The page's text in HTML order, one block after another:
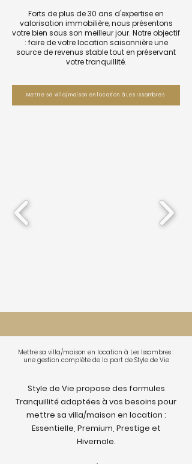
Forts de plus de 30 ans d'expertise en
valorisation immobilière, nous présentons
votre bien sous son meilleur jour. Notre objectif
: faire de votre location saisonnière une
source de revenus stable tout en préservant
votre tranquillité.
Mettre sa villa/maison en location à Les Issambres
Mettre sa villa/maison en location à Les Issambres :
une gestion complète de la part de Style de Vie
Style de Vie propose des formules
Tranquillité adaptées à vos besoins pour
mettre sa villa/maison en location :
Essentielle, Premium, Prestige et
Hivernale.